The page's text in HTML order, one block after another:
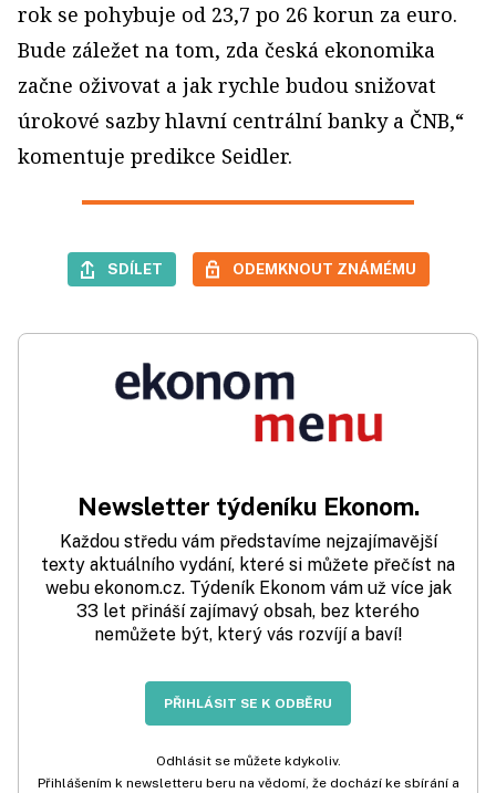
rok se pohybuje od 23,7 po 26 korun za euro.
Bude záležet na tom, zda česká ekonomika
začne oživovat a jak rychle budou snižovat
úrokové sazby hlavní centrální banky a ČNB,“
komentuje predikce Seidler.
SDÍLET ODEMKNOUT ZNÁMÉMU
Newsletter týdeníku Ekonom.
Každou středu vám představíme nejzajímavější
texty aktuálního vydání, které si můžete přečíst na
webu ekonom.cz. Týdeník Ekonom vám už více jak
33 let přináší zajímavý obsah, bez kterého
nemůžete být, který vás rozvíjí a baví!
PŘIHLÁSIT SE K ODBĚRU
Odhlásit se můžete kdykoliv.
Přihlášením k newsletteru beru na vědomí, že dochází ke sbírání a